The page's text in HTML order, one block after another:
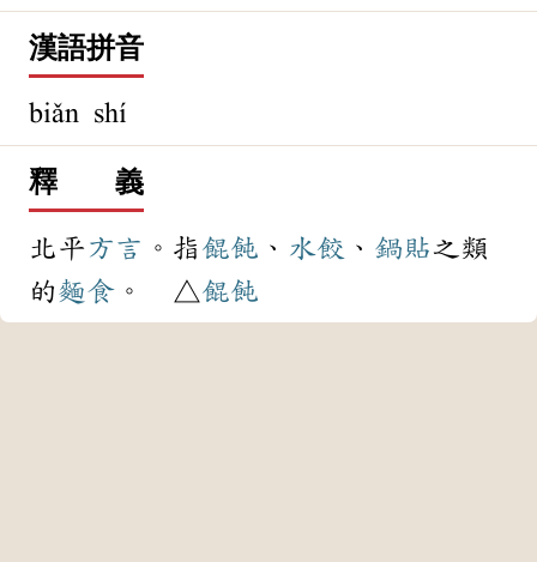
漢語拼音
biǎn shí
釋 義
北平方言 。指 餛飩 、 水餃 、 鍋貼之類
的麵食 。 △餛飩